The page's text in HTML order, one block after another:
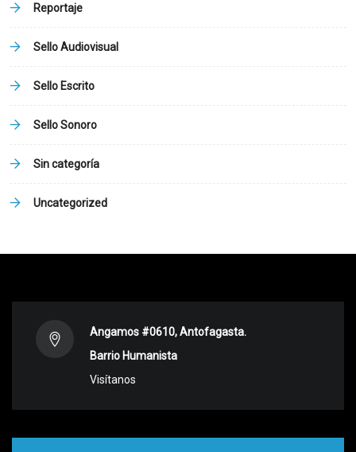
Reportaje
Sello Audiovisual
Sello Escrito
Sello Sonoro
Sin categoría
Uncategorized
Angamos #0610, Antofagasta.
Barrio Humanista
Visítanos